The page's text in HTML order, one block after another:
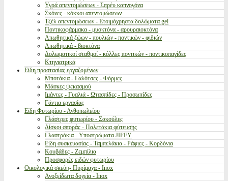
Υγρά απεντομώσεων - Σπρέυ καπνογόνα
Σκόνες - κόκκοι απεντομώσεων
Τζέλ απεντομώσεων - Ετοιμόχρηστα δολώματα gel
Ποντικοφάρμακα - μυοκτόνα - αρουραιοκτόνα
Απωθητικά ζώων - πουλιών - ποντικών - φιδιών
Απωθητικά - βιοκτόνα
Δολωματικοί σταθμοί - κόλλες ποντικών - ποντικοπαγίδες
Κτηνιατρικά
Είδη προστασίας εργαζομένων
Μποτάκια - Γαλότσες - Φόρμες
Μάσκες ψεκασμού
Ιμάντες - Γυαλιά - Ωτασπίδες - Προσωπίδες
Γάντια εργασίας
Είδη Φυτωρίου - Ανθοπωλείου
Γλάστρες φυτωρίου - Σακούλες
Δίσκοι σποράς - Παλετάκια φύτευσης
Γλαστράκια - Υποστρώματα JIFFY
Είδη συσκευασίας - Ταμπελάκια - Ράφιες - Κορδόνια
Κουβάδες - Ζεμπίλια
Προσφορές ειδών φυτωρίου
Οικολογικά σκεύη- Πυρίμαχα - Inox
Ανοξείδωτα δοχεία - Inox